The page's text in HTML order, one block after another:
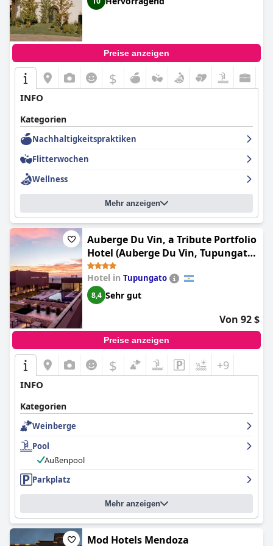
Allgemeinen angenehmen Annehmlichkeiten gelobt. Diese
Faktoren machen es in Kombination zu einer sehr
empfehlenswerten Wahl für Reisende, die in den Charme von
Mendoza eintauchen möchten.
Preise anzeigen
$
INFO
Kategorien
Nachhaltigkeitspraktiken
Flitterwochen
Wellness
Mehr anzeigen
Auberge Du Vin, a Tribute Portfolio
Hotel (Auberge Du Vin, Tupungato,
Mendoza)
Hotel in Tupungato
8,4 Sehr gut
Von 92 $
Preise anzeigen
$ +9
INFO
Kategorien
Weinberge
Pool
Außenpool
Parkplatz
Mehr anzeigen
Mod Hotels Mendoza